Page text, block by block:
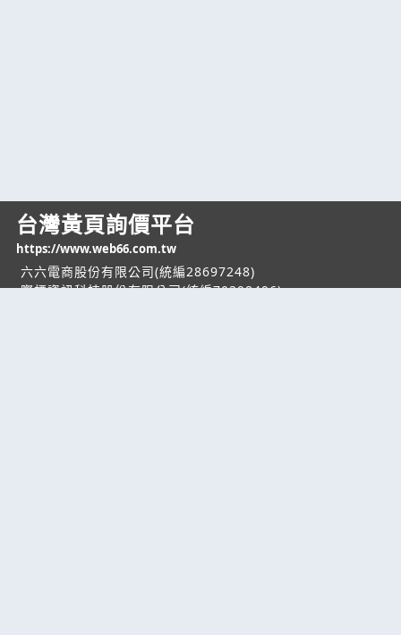
台灣黃頁詢價平台
https://www.web66.com.tw
六六電商股份有限公司(統編28697248)
際標資訊科技股份有限公司(統編70398496)